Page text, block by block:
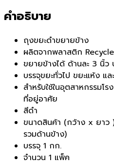
คำอธิบาย
ถุงขยะดำขยายข้าง
ผลิตจากพลาสติก
ขยายข้างได้ ด้านละ 3 นิ้ว
บรรจุขยะทั่วไป ขยะแห้ง แล
สำหรับใช้ในอุตสาหกรรมโ
ที่อยู่อาศัย
สีดำ
ขนาดสินค้า (กว้าง x ยาว
รวมด้านข้าง)
บรรจุ 1 กก.
จำนวน 1 แพ็ค